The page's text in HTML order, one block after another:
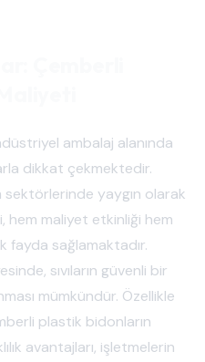
ambalaj alanında
dikkat çekmektedir.
sektörlerinde yaygın olarak
hem maliyet etkinliği hem
fayda sağlamaktadır.
sıvıların güvenli bir
mümkündür. Özellikle
plastik bidonların
avantajları, işletmelerin